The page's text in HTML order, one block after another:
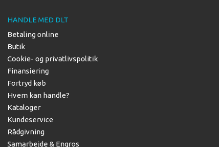
HANDLE MED DLT
Betaling online
Butik
Cookie- og privatlivspolitik
Finansiering
Fortryd køb
Hvem kan handle?
Kataloger
Kundeservice
Rådgivning
Samarbejde & Engros